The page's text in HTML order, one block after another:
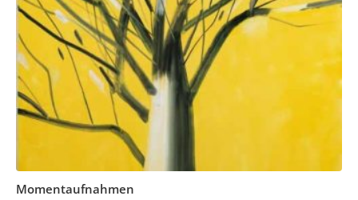
Momentaufnahmen